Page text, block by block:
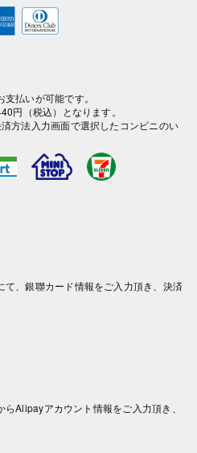
払いが可能です。
円（税込）となります。
方法入力画面で選択したコンビニのい
て、銀聯カード情報をご入力頂き、決済
Alipayアカウント情報をご入力頂き、